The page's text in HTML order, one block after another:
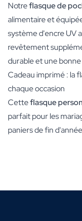
Notreflasque de
alimentaire et
système d'encre UV
revêtement
durable et une
Cadeau imprimé : la
chaque occasion
Cetteflasque
parfait pour les
paniers de fin